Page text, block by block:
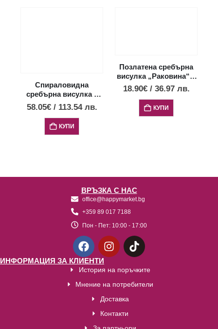
Спираловидна
сребърна висулка с
опалови камъни,
58.05€ / 113.54 лв.
КУПИ
Позлатена сребърна
висулка „Раковина“ с
опал, мини размер
18.90€ / 36.97 лв.
КУПИ
ВРЪЗКА С НАС
office@happymarket.bg
+359 89 017 7188
Пон - Пет: 10:00 - 17:00
ИНФОРМАЦИЯ ЗА КЛИЕНТИ
История на поръчките
Мнение на потребители
Доставка
Контакти